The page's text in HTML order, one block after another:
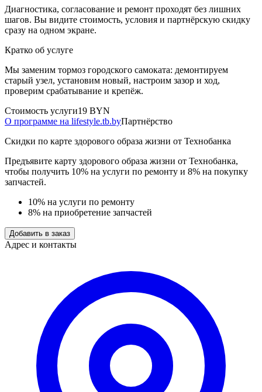
Диагностика, согласование и ремонт проходят без лишних
шагов. Вы видите стоимость, условия и партнёрскую скидку
сразу на одном экране.
Кратко об услуге
Мы заменим тормоз городского самоката: демонтируем
старый узел, установим новый, настроим зазор и ход,
проверим срабатывание и крепёж.
Стоимость услуги19 BYN
О программе на lifestyle.tb.byПартнёрство
Скидки по карте здорового образа жизни от Технобанка
Предъявите карту здорового образа жизни от Технобанка,
чтобы получить 10% на услуги по ремонту и 8% на покупку
запчастей.
10% на услуги по ремонту
8% на приобретение запчастей
Добавить в заказ
Адрес и контакты